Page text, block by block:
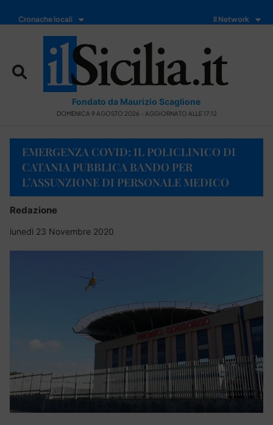
Cronache locali Il Network
Fondato da Maurizio Scaglione
DOMENICA 9 AGOSTO 2026 - AGGIORNATO ALLE 17:12
EMERGENZA COVID: IL POLICLINICO DI
CATANIA PUBBLICA BANDO PER
L’ASSUNZIONE DI PERSONALE MEDICO
Redazione
lunedì 23 Novembre 2020